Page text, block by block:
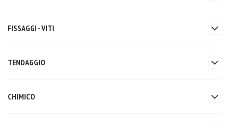
FISSAGGI - VITI
TENDAGGIO
CHIMICO